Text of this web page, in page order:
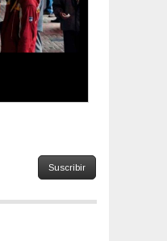
a Trump
Suscribir